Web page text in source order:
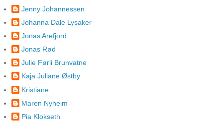
Jenny Johannessen
Johanna Dale Lysaker
Jonas Arefjord
Jonas Rød
Julie Førli Brunvatne
Kaja Juliane Østby
Kristiane
Maren Nyheim
Pia Klokseth